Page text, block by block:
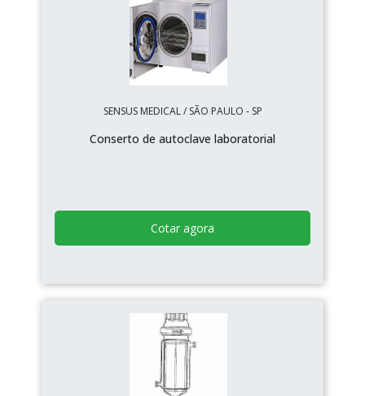
SENSUS MEDICAL / SÃO PAULO - SP
Conserto de autoclave laboratorial
Cotar agora